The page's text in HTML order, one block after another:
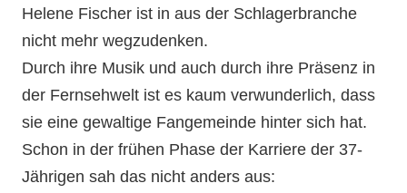
Helene Fischer ist in aus der Schlagerbranche
nicht mehr wegzudenken.
Durch ihre Musik und auch durch ihre Präsenz in
der Fernsehwelt ist es kaum verwunderlich, dass
sie eine gewaltige Fangemeinde hinter sich hat.
Schon in der frühen Phase der Karriere der 37-
Jährigen sah das nicht anders aus: